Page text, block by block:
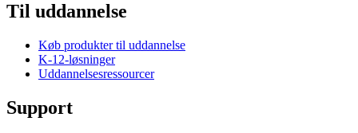
Til uddannelse
Køb produkter til uddannelse
K-12-løsninger
Uddannelsesressourcer
Support